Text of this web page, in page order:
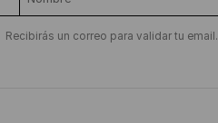
Recibirás un correo para validar tu email.